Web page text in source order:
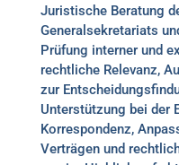
Juristische Beratung
Generalsekretariats
Prüfung interner und
rechtliche Relevanz,
zur
Unterstützung bei der
Korrespondenz,
Verträgen und